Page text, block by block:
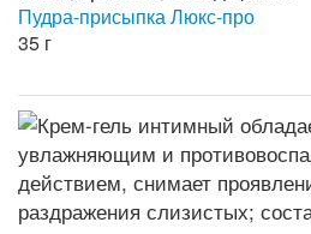
Пудра-присыпка Люкс-про
35 г